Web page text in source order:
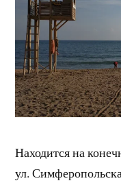
Находится на
ул.